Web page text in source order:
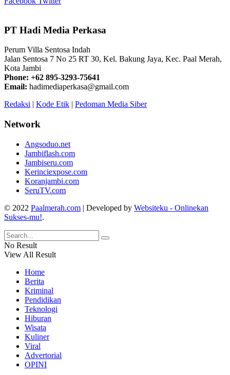
PT Hadi Media Perkasa
Perum Villa Sentosa Indah
Jalan Sentosa 7 No 25 RT 30, Kel. Bakung Jaya, Kec. Paal Merah,
Kota Jambi
Phone: +62 895-3293-75641
Email: hadimediaperkasa@gmail.com
Redaksi | Kode Etik | Pedoman Media Siber
Network
Angsoduo.net
Jambiflash.com
Jambiseru.com
Kerinciexpose.com
Koranjambi.com
SeruTV.com
© 2022 Paalmerah.com | Developed by Websiteku - Onlinekan
Sukses-mu!.
No Result
View All Result
Home
Berita
Kriminal
Pendidikan
Teknologi
Hiburan
Wisata
Kuliner
Viral
Advertorial
OPINI